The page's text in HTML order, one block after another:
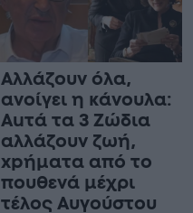
Αλλάζουν όλα,
ανοίγει η κάνουλα:
Αuτά τα 3 Zώδια
αλλάζουν ζωή,
xpήματα από το
πουθενά μέχρι
τέλος Αυγούστου